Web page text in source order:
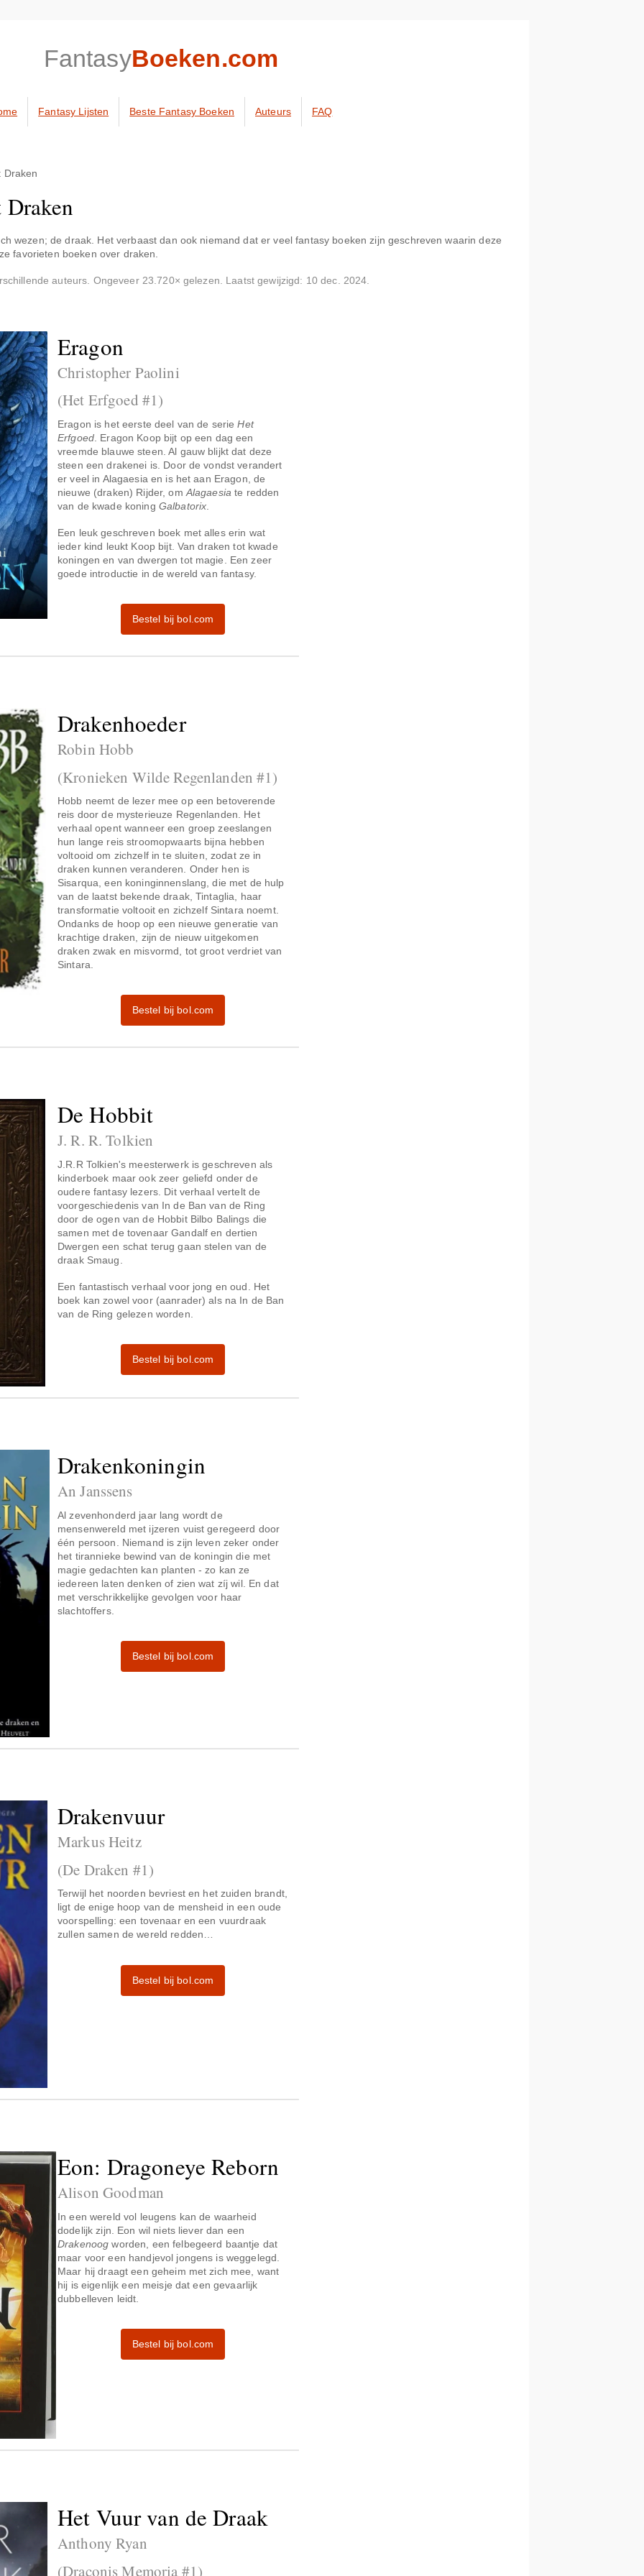
FantasyBoeken.com
Fantasy Lijsten Beste Fantasy Boeken Auteurs FAQ
Draken
Draken
wezen; de draak. Het verbaast dan ook niemand dat er veel fantasy boeken zijn geschreven waarin deze
favorieten boeken over draken.
auteurs. Ongeveer 23.720× gelezen. Laatst gewijzigd: 10 dec. 2024.
Eragon
Christopher Paolini
(Het Erfgoed #1)
Eragon is het eerste deel van de serieHet
Erfgoed. Eragon Koop bijt op een dag een
vreemde blauwe steen. Al gauw blijkt dat deze
steen een drakenei is. Door de vondst verandert
er veel in Alagaesia en is het aan Eragon, de
nieuwe (draken) Rijder, om Alagaesia te redden
van de kwade koning Galbatorix
Een leuk geschreven boek met alles erin wat
ieder kind leukt Koop bijt. Van draken tot kwade
koningen en van dwergen tot magie. Een zeer
goede introductie in de wereld van fantasy.
Bestel bij bol.com
Drakenhoeder
Robin Hobb
(Kronieken Wilde Regenlanden #1)
Hobb neemt de lezer mee op een betoverende
reis door de mysterieuze Regenlanden. Het
verhaal opent wanneer een groep zeeslangen
hun lange reis stroomopwaarts bijna hebben
voltooid om zichzelf in te sluiten, zodat ze in
draken kunnen veranderen. Onder hen is
Sisarqua, een koninginnenslang, die met de hulp
van de laatst bekende draak, Tintaglia, haar
transformatie voltooit en zichzelf Sintara noemt.
Ondanks de hoop op een nieuwe generatie van
krachtige draken, zijn de nieuw uitgekomen
draken zwak en misvormd, tot groot verdriet van
Sintara.
Bestel bij bol.com
De Hobbit
J. R. R. Tolkien
J.R.R Tolkien's meesterwerk is geschreven als
kinderboek maar ook zeer geliefd onder de
oudere fantasy lezers. Dit verhaal vertelt de
voorgeschiedenis van In de Ban van de Ring
door de ogen van de Hobbit Bilbo Balings die
samen met de tovenaar Gandalf en dertien
Dwergen een schat terug gaan stelen van de
draak Smaug.
Een fantastisch verhaal voor jong en oud. Het
boek kan zowel voor (aanrader) als na In de Ban
van de Ring gelezen worden.
Bestel bij bol.com
Drakenkoningin
An Janssens
Al zevenhonderd jaar lang wordt de
mensenwereld met ijzeren vuist geregeerd door
één persoon. Niemand is zijn leven zeker onder
het tirannieke bewind van de koningin die met
magie gedachten kan planten - zo kan ze
iedereen laten denken of zien wat zíj wil. En dat
met verschrikkelijke gevolgen voor haar
slachtoffers.
Bestel bij bol.com
Drakenvuur
Markus Heitz
(De Draken #1)
Terwijl het noorden bevriest en het zuiden brandt,
ligt de enige hoop van de mensheid in een oude
voorspelling: een tovenaar en een vuurdraak
zullen samen de wereld redden…
Bestel bij bol.com
Eon: Dragoneye Reborn
Alison Goodman
In een wereld vol leugens kan de waarheid
dodelijk zijn. Eon wil niets liever dan een
Drakenoog worden, een felbegeerd baantje dat
maar voor een handjevol jongens is weggelegd.
Maar hij draagt een geheim met zich mee, want
hij is eigenlijk een meisje dat een gevaarlijk
dubbelleven leidt.
Bestel bij bol.com
Het Vuur van de Draak
Anthony Ryan
(Draconis Memoria #1)